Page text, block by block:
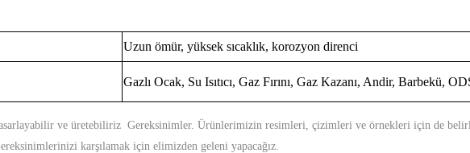
Uzun ömür, yüksek sıcaklık, korozyon direnci
Gazlı Ocak, Su Isıtıcı, Gaz Fırını, Gaz Kazanı, Andir, Barbekü,
ve üretebiliriz Gereksinimler. Ürünlerimizin resimleri, çizimleri ve örnekleri için de
karşılamak için elimizden geleni yapacağız.